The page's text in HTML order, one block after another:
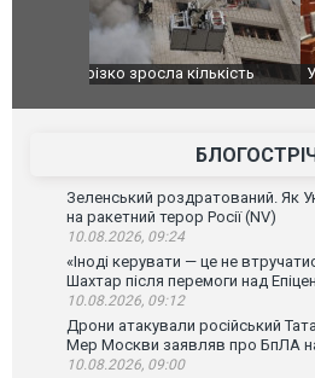
У парламенті Косово
Зеленський роздратований. Як
на ракетний терор Росії (NV)
10.08.2026, 09:24
«Іноді керувати — це не
Шахтар після перемоги над
10.08.2026, 09:12
Дрони атакували російський
Мер Москви заявляв про БпЛА
10.08.2026, 09:00